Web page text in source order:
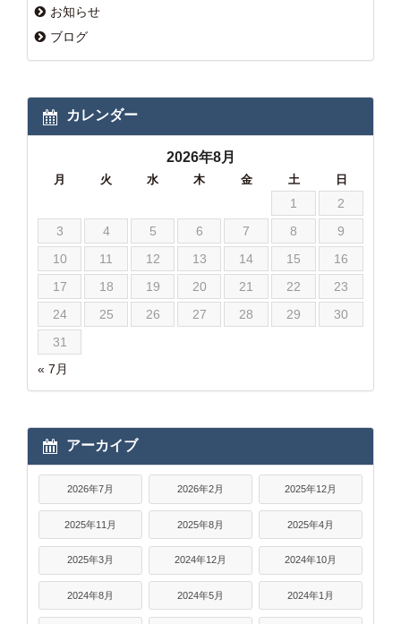
お知らせ
ブログ
カレンダー
2026年8月
月 火 水 木 金 土 日
« 7月
1
2
3
4 5 6 7 8
9
10
11 12 13 14 15
16
17
18 19 20 21 22
23
24
25 26 27 28 29
30
31
アーカイブ
2026年7月 2026年2月 2025年12月
2025年11月 2025年8月 2025年4月
2025年3月 2024年12月 2024年10月
2024年8月 2024年5月 2024年1月